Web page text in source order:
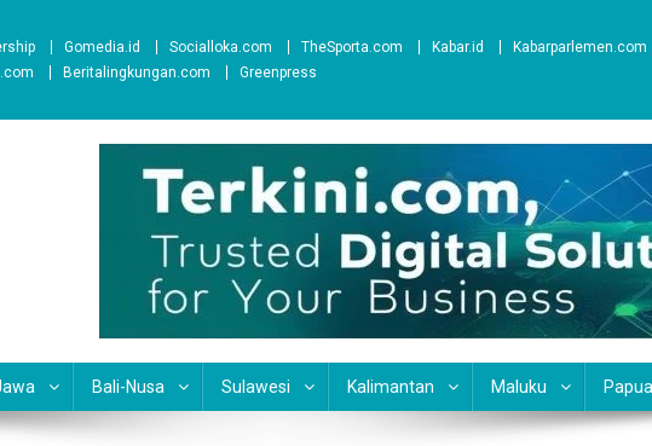
Gomedia.id Socialloka.com TheSporta.com Kabar.id Kabarparlemen.com
Beritalingkungan.com Greenpress
Bali-Nusa Sulawesi Kalimantan Maluku Papua